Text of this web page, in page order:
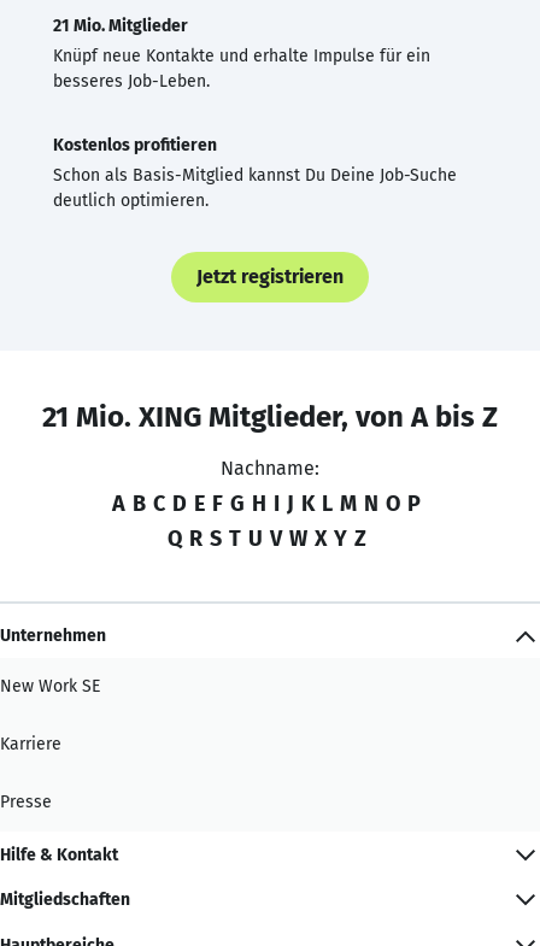
21 Mio. Mitglieder
Knüpf neue Kontakte und erhalte Impulse für ein
besseres Job-Leben.
Kostenlos profitieren
Schon als Basis-Mitglied kannst Du Deine Job-Suche
deutlich optimieren.
Jetzt registrieren
21 Mio. XING Mitglieder, von A bis Z
Nachname:
A B C D E F G H I J K L M N O P
Q R S T U V W X Y Z
Unternehmen
New Work SE
Karriere
Presse
Hilfe & Kontakt
Mitgliedschaften